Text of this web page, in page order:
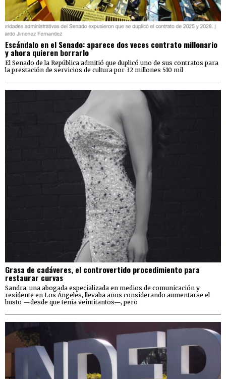
Escándalo en el Senado: aparece dos veces contrato millonario
y ahora quieren borrarlo
El Senado de la República admitió que duplicó uno de sus contratos para
la prestación de servicios de cultura por 32 millones 510 mil
Grasa de cadáveres, el controvertido procedimiento para
restaurar curvas
Sandra, una abogada especializada en medios de comunicación y
residente en Los Ángeles, llevaba años considerando aumentarse el
busto —desde que tenía veintitantos—, pero